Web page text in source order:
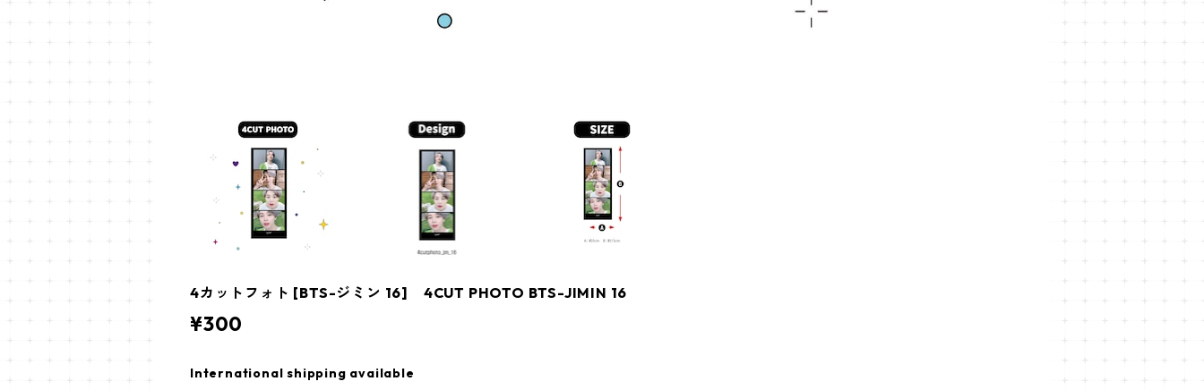
4カットフォト [BTS-ジミン 16] 4CUT PHOTO BTS-JIMIN 16
¥300
International shipping available